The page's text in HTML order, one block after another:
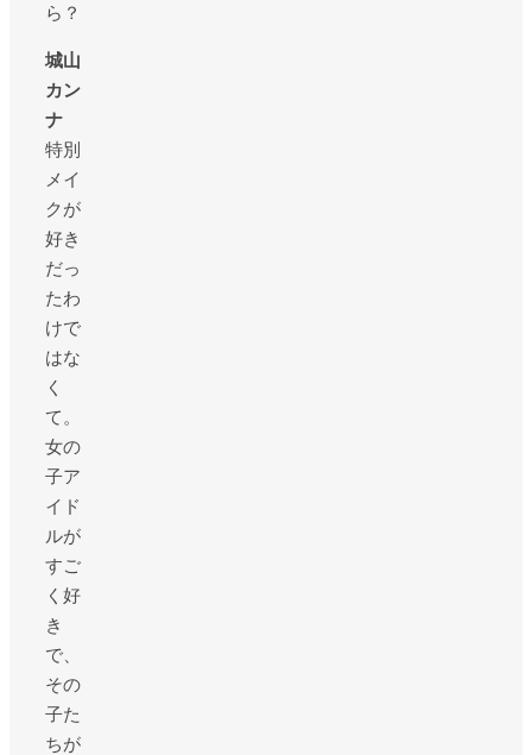
ら？
城山
カン
ナ
特別
メイ
クが
好き
だっ
たわ
けで
はな
く
て。
女の
子ア
イド
ルが
すご
く好
き
で、
その
子た
ちが